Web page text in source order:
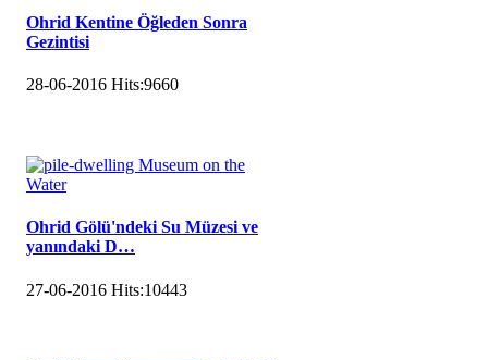
Ohrid Kentine Öğleden Sonra
Gezintisi
28-06-2016 Hits:9660
Ohrid Gölü'ndeki Su Müzesi ve
yanındaki D…
27-06-2016 Hits:10443